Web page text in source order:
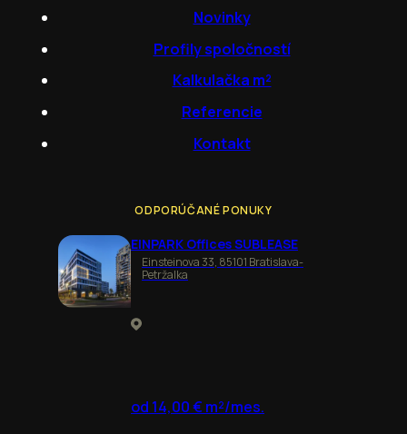
Novinky
Profily spoločností
Kalkulačka m²
Referencie
Kontakt
ODPORÚČANÉ PONUKY
EINPARK Offices SUBLEASE
Einsteinova 33, 85101 Bratislava-
Petržalka
od 14,00 € m²/mes.